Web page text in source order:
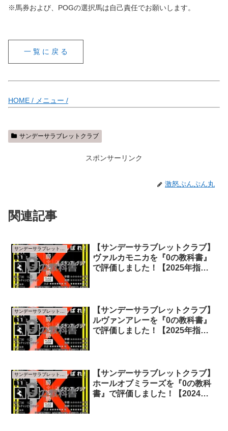
※馬券および、POGの選択馬は自己責任でお願いします。
一 覧 に 戻 る
HOME / メニュー /
サンデーサラブレットクラブ
スポンサーリンク
激怒ぷんぷん丸
関連記事
【サンデーサラブレットクラブ】
ヴァルカモニカを『0の教科書』
で評価しました！【2025年指標
サンデーサラブレットクラブ
【サンデーサラブレットクラブ】
ルヴァンアレーを『0の教科書』
で評価しました！【2025年指標
サンデーサラブレットクラブ
【サンデーサラブレットクラブ】
ホールオブミラーズを『0の教科
書』で評価しました！【2024年